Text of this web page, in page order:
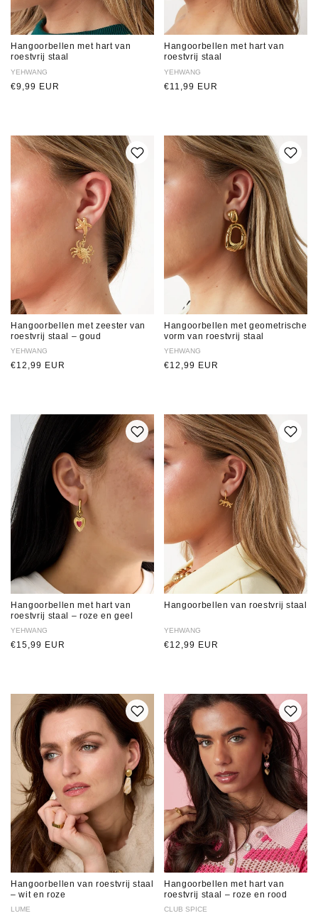
Hangoorbellen met hart van
roestvrij staal
Verkoper:
YEHWANG
Normale
€9,99 EUR
Hangoorbellen met hart van
roestvrij staal
Verkoper:
YEHWANG
Normale
€11,99 EUR
Hangoorbellen met zeester van
roestvrij staal – goud
Verkoper:
YEHWANG
Normale
€12,99 EUR
Hangoorbellen met geometrische
vorm van roestvrij staal
Verkoper:
YEHWANG
Normale
€12,99 EUR
Hangoorbellen met hart van
roestvrij staal – roze en geel
Verkoper:
YEHWANG
Normale
€15,99 EUR
Hangoorbellen van roestvrij staal
Verkoper:
YEHWANG
Normale
€12,99 EUR
Hangoorbellen van roestvrij staal
– wit en roze
Verkoper:
LUME
Hangoorbellen met hart van
roestvrij staal – roze en rood
Verkoper:
CLUB SPICE